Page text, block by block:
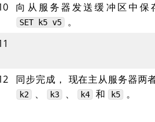
向从服务器发送缓冲区中保
SET k5 v5
。
同步完成， 现在主从服务器两
k2 、 k3 、 k4 和 k5 。